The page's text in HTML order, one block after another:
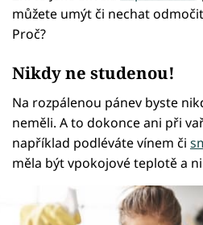
můžete umýt či nechat
Proč?
Nikdy ne studenou!
Na rozpálenou pánev byste
neměli. A to dokonce ani při
například podléváte vínem či
měla být vpokojové teplotě a